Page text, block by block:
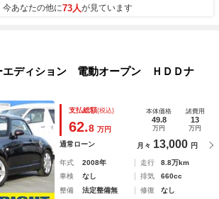
今あなたの他に73人が見ています
ディション 電動オープン ＨＤＤナ
支払総額(税込)
62.8 万円
本体価格
49.8
万円
諸費用
13
万円
通常ローン 月々 13,000 円
年式 2008年 走行
8.8万km
車検
なし 排気
660cc
整備
法定整備無 修復
なし